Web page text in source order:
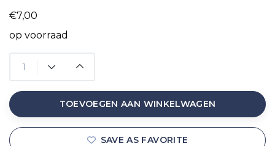
€7,00
op voorraad
TOEVOEGEN AAN WINKELWAGEN
SAVE AS FAVORITE